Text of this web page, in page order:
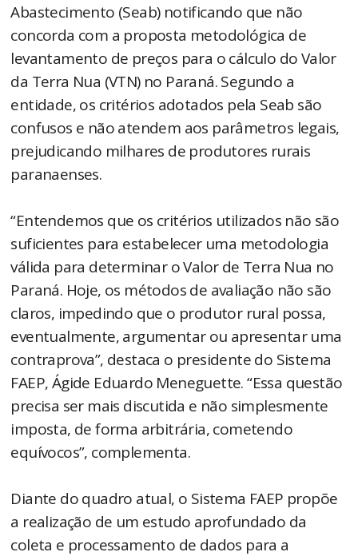
Abastecimento (Seab) notificando que não
concorda com a proposta metodológica de
levantamento de preços para o cálculo do Valor
da Terra Nua (VTN) no Paraná. Segundo a
entidade, os critérios adotados pela Seab são
confusos e não atendem aos parâmetros legais,
prejudicando milhares de produtores rurais
paranaenses.
“Entendemos que os critérios utilizados não são
suficientes para estabelecer uma metodologia
válida para determinar o Valor de Terra Nua no
Paraná. Hoje, os métodos de avaliação não são
claros, impedindo que o produtor rural possa,
eventualmente, argumentar ou apresentar uma
contraprova”, destaca o presidente do Sistema
FAEP, Ágide Eduardo Meneguette. “Essa questão
precisa ser mais discutida e não simplesmente
imposta, de forma arbitrária, cometendo
equívocos”, complementa.
Diante do quadro atual, o Sistema FAEP propõe
a realização de um estudo aprofundado da
coleta e processamento de dados para a